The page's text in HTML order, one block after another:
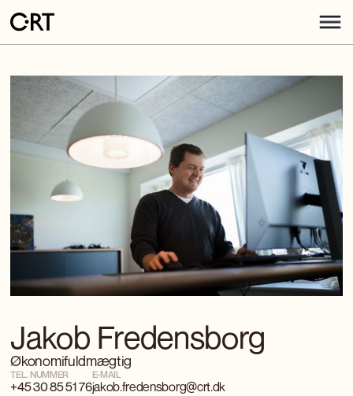
Jakob Fredensborg
Økonomifuldmægtig
TEL. NUMMER
+45 30 85 51 76
E-MAIL
jakob.fredensborg@crt.dk